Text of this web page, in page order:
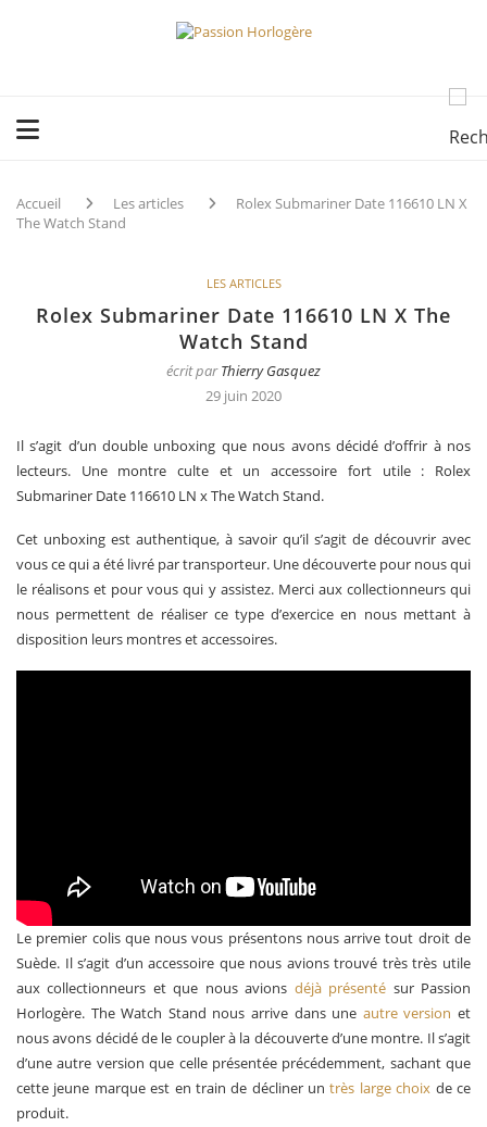
Accueil Les articles
Rolex Submariner Date 116610 LN X
The Watch Stand
LES ARTICLES
Rolex Submariner Date 116610 LN X The
Watch Stand
écrit parThierry Gasquez
29 juin 2020
Il s’agit d’un double unboxing que nous avons décidé d’offrir à nos
lecteurs. Une montre culte et un accessoire fort utile : Rolex
Submariner Date 116610 LN x The Watch Stand.
Cet unboxing est authentique, à savoir qu’il s’agit de découvrir avec
vous ce qui a été livré par transporteur. Une découverte pour nous qui
le réalisons et pour vous qui y assistez. Merci aux collectionneurs qui
nous permettent de réaliser ce type d’exercice en nous mettant à
disposition leurs montres et accessoires.
Le premier colis que nous vous présentons nous arrive tout droit de
Suède. Il s’agit d’un accessoire que nous avions trouvé très très utile
aux collectionneurs et que nous avions déjà présenté sur Passion
Horlogère. The Watch Stand nous arrive dans une autre version et
nous avons décidé de le coupler à la découverte d’une montre. Il s’agit
d’une autre version que celle présentée précédemment, sachant que
cette jeune marque est en train de décliner untrès large choix de ce
produit.